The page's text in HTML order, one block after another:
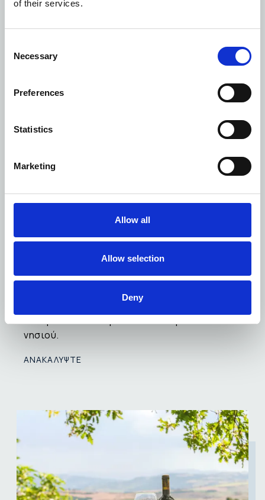
of their services.
Selection
Necessary
Preferences
Statistics
Marketing
Allow all
Allow selection
Deny
ΙΣΤΟΡΙΚΑ ΚΑΙ ΑΡΧΑΙΟΛΟΓΙΚΑ
ΣΗΜΕΙΑ
Η πλούσια πολιτιστική κληρονομιά της
Κρήτης βρίσκεται στα αρχαία μνημεία της, τα
που καθένα τους μοιράζεται το
νησιού.
ΑΝΑΚΑΛΥΨΤΕ